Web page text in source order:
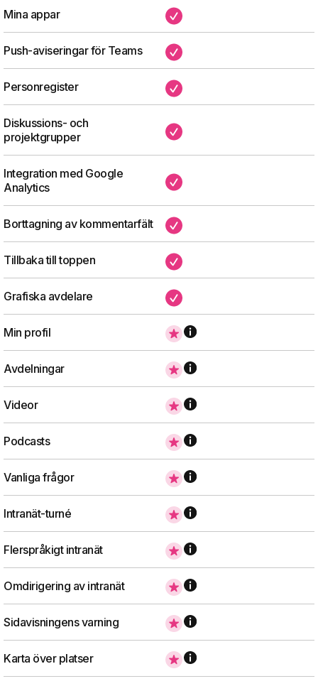
Mina appar ✔
Push-aviseringar för Teams ✔
Personregister ✔
Diskussions- och
projektgrupper
✔
Integration med Google
Analytics
✔
Borttagning av kommentarfält ✔
Tillbaka till toppen ✔
Grafiska avdelare ✔
Min profil
Avdelningar
Videor
Podcasts
Vanliga frågor
Intranät-turné
Flerspråkigt intranät
Omdirigering av intranät
Sidavisningens varning
Karta över platser